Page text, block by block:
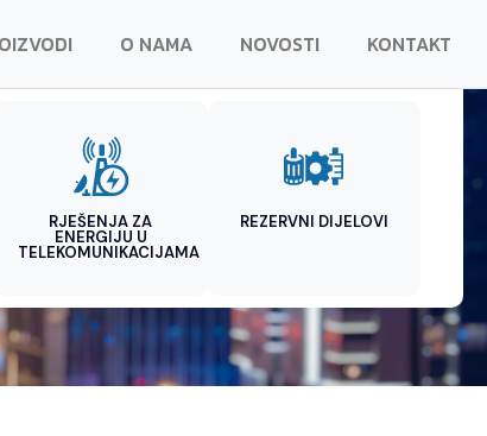
O NAMA NOVOSTI KONTAKT
RJEŠENJA ZA
ENERGIJU U
TELEKOMUNIKACIJAMA
REZERVNI DIJELOVI